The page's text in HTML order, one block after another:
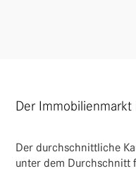
Der
Der durch­schnitt­liche
unter dem Durch­schnitt